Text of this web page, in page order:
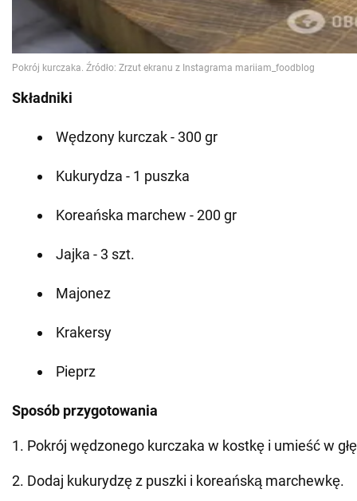
Składniki
Wędzony kurczak - 300 gr
Kukurydza - 1 puszka
Koreańska marchew - 200 gr
Jajka - 3 szt.
Majonez
Krakersy
Pieprz
Sposób przygotowania
1. Pokrój wędzonego kurczaka w kostkę i umieść w
2. Dodaj kukurydzę z puszki i koreańską marchewkę.